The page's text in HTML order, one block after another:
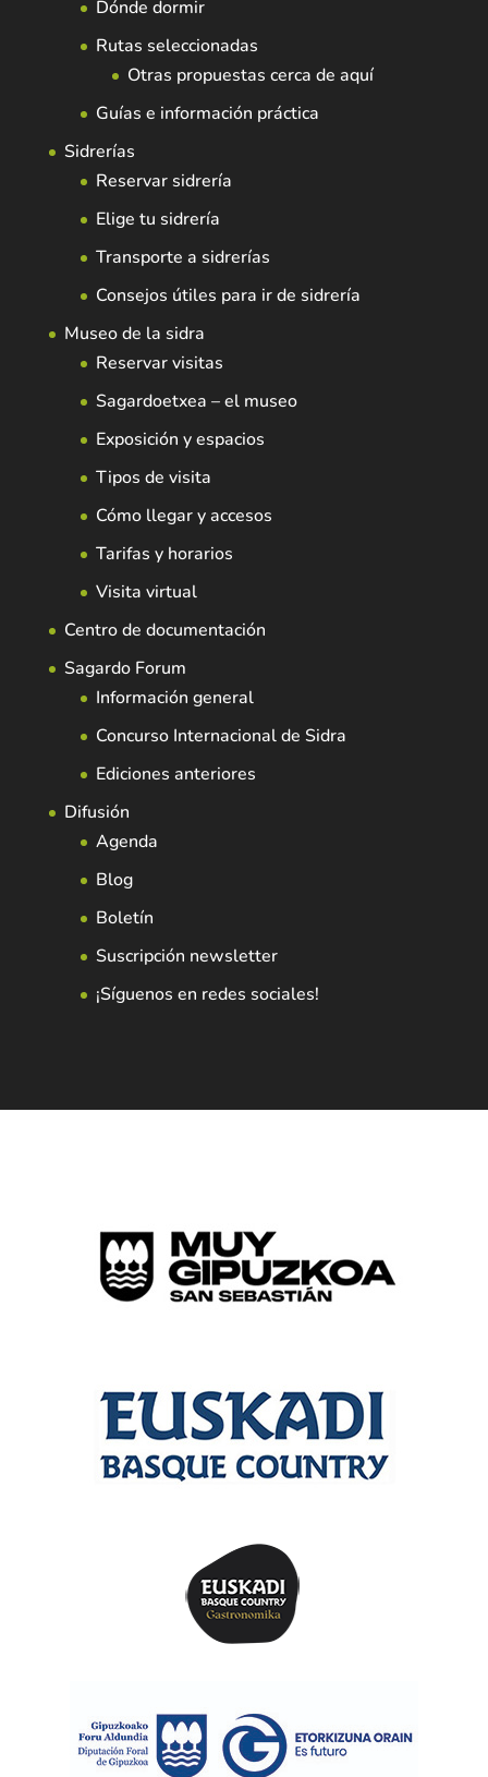
Dónde dormir
Rutas seleccionadas
Otras propuestas cerca de aquí
Guías e información práctica
Sidrerías
Reservar sidrería
Elige tu sidrería
Transporte a sidrerías
Consejos útiles para ir de sidrería
Museo de la sidra
Reservar visitas
Sagardoetxea – el museo
Exposición y espacios
Tipos de visita
Cómo llegar y accesos
Tarifas y horarios
Visita virtual
Centro de documentación
Sagardo Forum
Información general
Concurso Internacional de Sidra
Ediciones anteriores
Difusión
Agenda
Blog
Boletín
Suscripción newsletter
¡Síguenos en redes sociales!